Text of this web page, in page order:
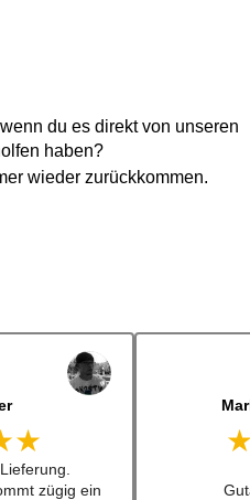
du es direkt von unseren
haben?
wieder zurückkommen.
lenkrad
guten Preis